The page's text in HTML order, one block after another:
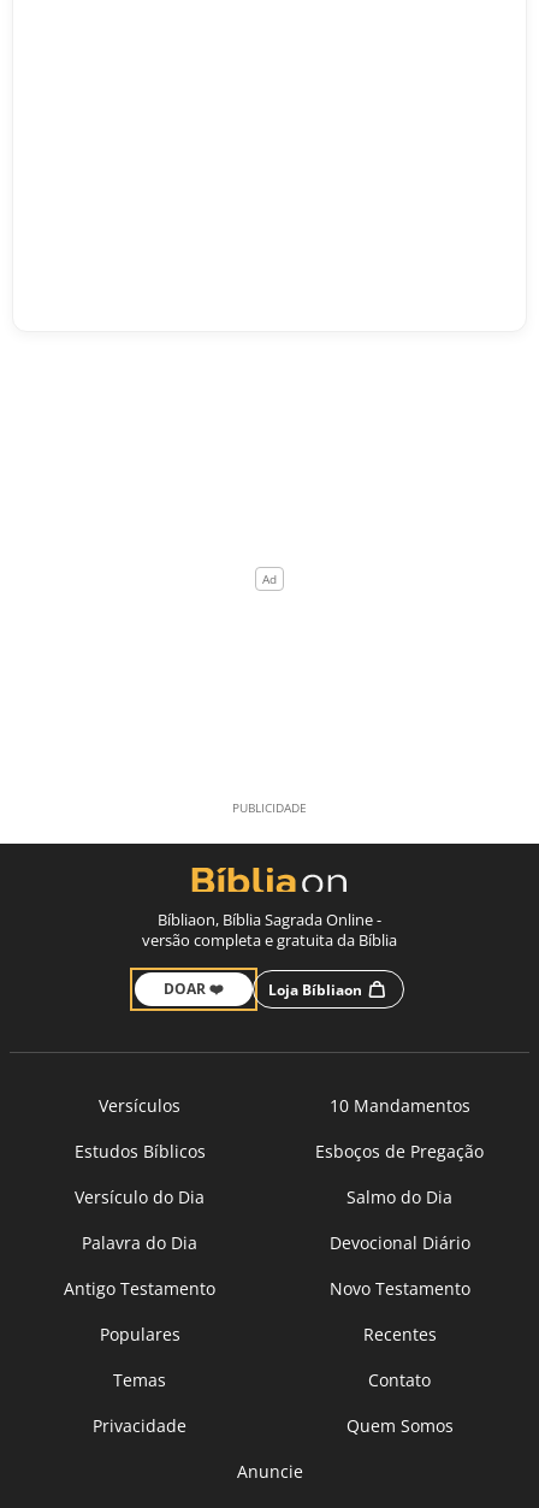
Bíbliaon, Bíblia Sagrada Online -
versão completa e gratuita da Bíblia
DOAR ❤️ Loja Bíbliaon
Versículos
10 Mandamentos
Estudos Bíblicos
Esboços de Pregação
Versículo do Dia
Salmo do Dia
Palavra do Dia
Devocional Diário
Antigo Testamento
Novo Testamento
Populares
Recentes
Temas
Contato
Privacidade
Quem Somos
Anuncie